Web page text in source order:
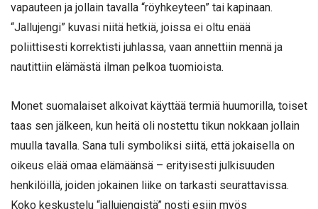
vapauteen ja jollain tavalla “röyhkeyteen” tai kapinaan.
“Jallujengi” kuvasi niitä hetkiä, joissa ei oltu enää
poliittisesti korrektisti juhlassa, vaan annettiin mennä ja
nautittiin elämästä ilman pelkoa tuomioista.
Monet suomalaiset alkoivat käyttää termiä huumorilla, toiset
taas sen jälkeen, kun heitä oli nostettu tikun nokkaan jollain
muulla tavalla. Sana tuli symboliksi siitä, että jokaisella on
oikeus elää omaa elämäänsä – erityisesti julkisuuden
henkilöillä, joiden jokainen liike on tarkasti seurattavissa.
Koko keskustelu “jallujengistä” nosti esiin myös